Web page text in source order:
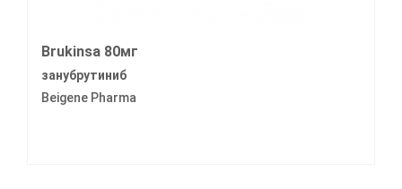
Brukinsa 80мг
занубрутиниб
Beigene Pharma